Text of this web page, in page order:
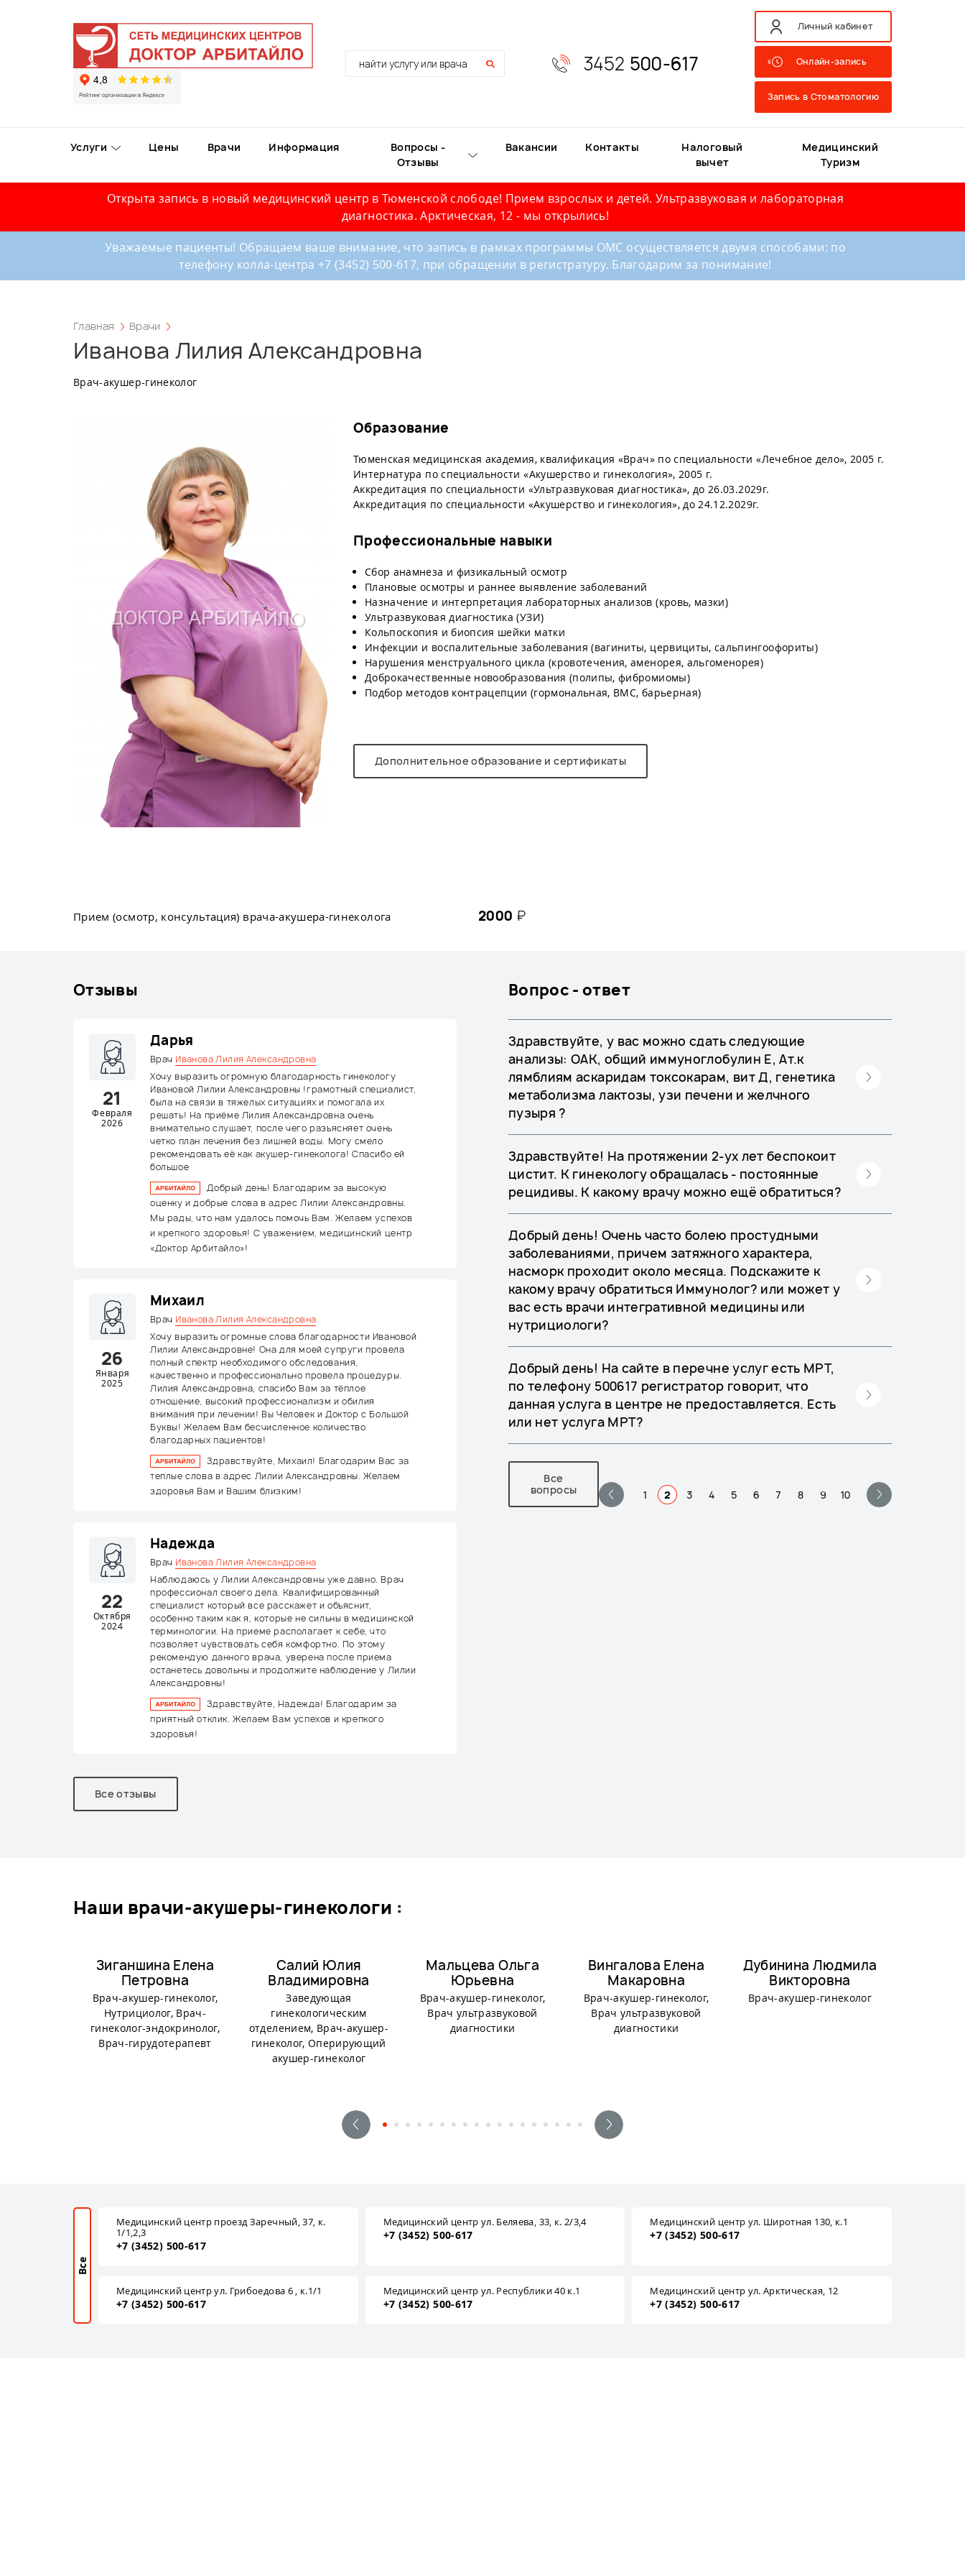
3452 500-617
Личный кабинет
Онлайн-запись
Запись в Стоматологию
Услуги Цены Врачи Информация
Вопросы -
Отзывы
Вакансии Контакты
Налоговый
вычет
Медицинский
Туризм
Открыта запись в новый медицинский центр в Тюменской слободе! Прием взрослых и детей. Ультразвуковая и лабораторная
диагностика. Арктическая, 12 - мы открылись!
Уважаемые пациенты! Обращаем ваше внимание, что запись в рамках программы ОМС осуществляется двумя способами: по
телефону колла-центра +7 (3452) 500-617, при обращении в регистратуру. Благодарим за понимание!
Главная Врачи
Иванова Лилия Александровна
Врач-акушер-гинеколог
Образование
Тюменская медицинская академия, квалификация «Врач» по специальности «Лечебное дело», 2005 г.
Интернатура по специальности «Акушерство и гинекология», 2005 г.
Аккредитация по специальности «Ультразвуковая диагностика», до 26.03.2029г.
Аккредитация по специальности «Акушерство и гинекология», до 24.12.2029г.
Профессиональные навыки
Сбор анамнеза и физикальный осмотр
Плановые осмотры и раннее выявление заболеваний
Назначение и интерпретация лабораторных анализов (кровь, мазки)
Ультразвуковая диагностика (УЗИ)
Кольпоскопия и биопсия шейки матки
Инфекции и воспалительные заболевания (вагиниты, цервициты, сальпингоофориты)
Нарушения менструального цикла (кровотечения, аменорея, альгоменорея)
Доброкачественные новообразования (полипы, фибромиомы)
Подбор методов контрацепции (гормональная, ВМС, барьерная)
Дополнительное образование и сертификаты
Прием (осмотр, консультация) врача-акушера-гинеколога 2000 ₽
Отзывы
21
Февраля
2026
Дарья
Врач Иванова Лилия Александровна
Хочу выразить огромную благодарность гинекологу
Ивановой Лилии Александровны !грамотный специалист,
была на связи в тяжелых ситуациях и помогала их
решать! На приёме Лилия Александровна очень
внимательно слушает, после чего разъясняет очень
четко план лечения без лишней воды. Могу смело
рекомендовать её как акушер-гинеколога! Спасибо ей
большое
Добрый день! Благодарим за высокую
оценку и добрые слова в адрес Лилии Александровны.
Мы рады, что нам удалось помочь Вам. Желаем успехов
и крепкого здоровья! С уважением, медицинский центр
«Доктор Арбитайло»!
26
Января
2025
Михаил
Врач Иванова Лилия Александровна
Хочу выразить огромные слова благодарности Ивановой
Лилии Александровне! Она для моей супруги провела
полный спектр необходимого обследования,
качественно и профессионально провела процедуры.
Лилия Александровна, спасибо Вам за тёплое
отношение, высокий профессионализм и обилия
внимания при лечении! Вы Человек и Доктор с Большой
Буквы! Желаем Вам бесчисленное количество
благодарных пациентов!
Здравствуйте, Михаил! Благодарим Вас за
теплые слова в адрес Лилии Александровны. Желаем
здоровья Вам и Вашим близким!
22
Октября
2024
Надежда
Врач Иванова Лилия Александровна
Наблюдаюсь у Лилии Александровны уже давно. Врач
профессионал своего дела. Квалифицированный
специалист который все расскажет и объяснит,
особенно таким как я, которые не сильны в медицинской
терминологии. На приеме располагает к себе, что
позволяет чувствовать себя комфортно. По этому
рекомендую данного врача, уверена после приема
останетесь довольны и продолжите наблюдение у Лилии
Александровны!
Здравствуйте, Надежда! Благодарим за
приятный отклик. Желаем Вам успехов и крепкого
здоровья!
Все отзывы
Вопрос - ответ
Здравствуйте, у вас можно сдать следующие
анализы: ОАК, общий иммуноглобулин Е, Ат.к
лямблиям аскаридам токсокарам, вит Д, генетика
метаболизма лактозы, узи печени и желчного
пузыря ?
Здравствуйте! На протяжении 2-ух лет беспокоит
цистит. К гинекологу обращалась - постоянные
рецидивы. К какому врачу можно ещё обратиться?
Добрый день! Очень часто болею простудными
заболеваниями, причем затяжного характера,
насморк проходит около месяца. Подскажите к
какому врачу обратиться Иммунолог? или может у
вас есть врачи интегративной медицины или
нутрициологи?
Добрый день! На сайте в перечне услуг есть МРТ,
по телефону 500617 регистратор говорит, что
данная услуга в центре не предоставляется. Есть
или нет услуга МРТ?
Все
вопросы
1 2 3 4 5 6 7 8 9 10
наши врачи-акушеры-гинекологи :
Зиганшина Елена
Петровна
Врач-акушер-гинеколог,
Нутрициолог, Врач-
гинеколог-эндокринолог,
Врач-гирудотерапевт
Салий Юлия
Владимировна
Заведующая
гинекологическим
отделением, Врач-акушер-
гинеколог, Оперирующий
акушер-гинеколог
Мальцева Ольга
Юрьевна
Врач-акушер-гинеколог,
Врач ультразвуковой
диагностики
Вингалова Елена
Макаровна
Врач-акушер-гинеколог,
Врач ультразвуковой
диагностики
Дубинина Людмила
Викторовна
Врач-акушер-гинеколог
Медицинский центр проезд Заречный, 37, к.
1/1,2,3
+7 (3452) 500-617
Медицинский центр ул. Беляева, 33, к. 2/3,4
+7 (3452) 500-617
Медицинский центр ул. Широтная 130, к.1
+7 (3452) 500-617
Медицинский центр ул. Грибоедова 6 , к.1/1
+7 (3452) 500-617
Медицинский центр ул. Республики 40 к.1
+7 (3452) 500-617
Медицинский центр ул. Арктическая, 12
+7 (3452) 500-617
Все